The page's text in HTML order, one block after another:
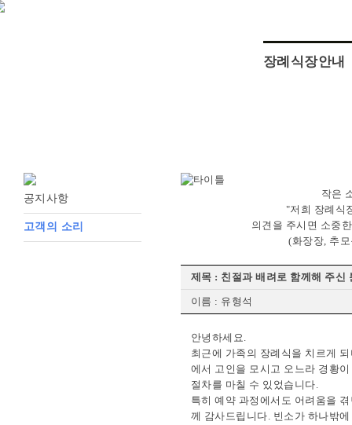
장례식장안내
공지사항
고객의 소리
작은
"저희 장례식
의견을 주시면 소중
(화장장, 추
제목 : 친절과 배려로 함께해 주신
이름 : 유형석
안녕하세요.
최근에 가족의 장례식을 치르게
에서 고인을 모시고 오느라 경황
절차를 마칠 수 있었습니다.
특히 예약 과정에서도 어려움을
께 감사드립니다. 빈소가 하나밖